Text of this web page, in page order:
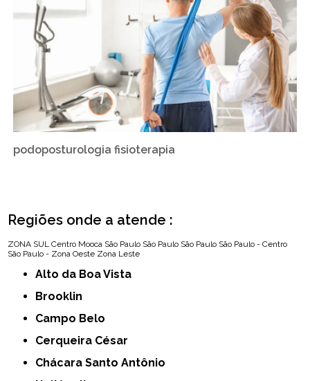
podoposturologia fisioterapia
Regiões onde a atende :
ZONA SUL Centro Mooca São Paulo São Paulo São Paulo São Paulo - Centro
São Paulo - Zona Oeste Zona Leste
Alto da Boa Vista
Brooklin
Campo Belo
Cerqueira César
Chácara Santo Antônio